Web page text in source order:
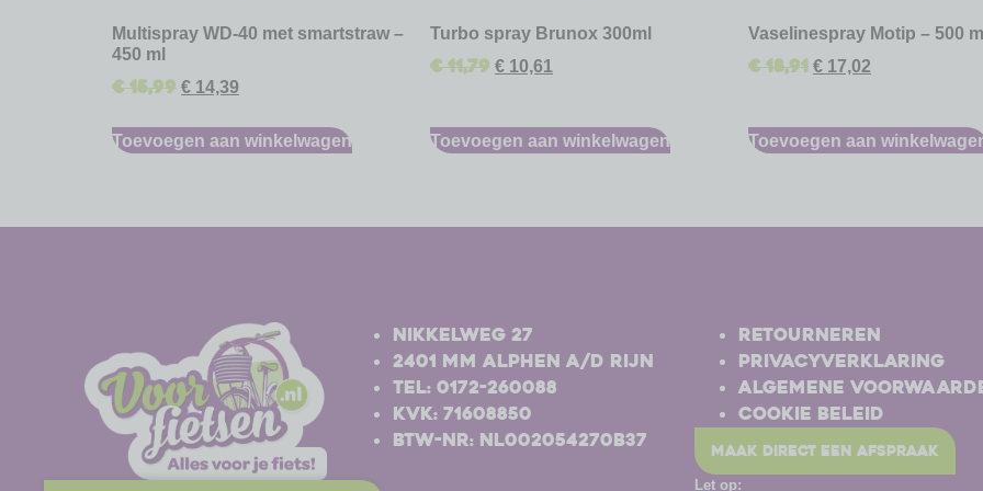
Multispray WD-40 met smartstraw –
450 ml
€15,99 € 14,39
Toevoegen aan winkelwagen
Turbo spray Brunox 300ml
€11,79 € 10,61
Toevoegen aan winkelwagen
Vaselinespray Motip – 500
€18,91 € 17,02
Toevoegen aan
Nikkelweg 27
2401 MM Alphen a/d Rijn
Tel: 0172-260088
Kvk: 71608850
BTW-nr: NL002054270B37
Retourneren
Privacyverklaring
Algemene
Cookie beleid
maak direct een afspraak
Let op: